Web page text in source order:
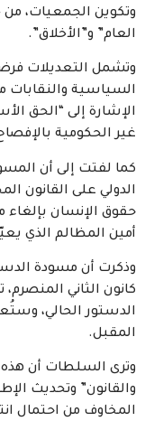
وتكوين الجمعيات،
العام” و”الأخلاق”.
وتشمل التعديلات
السياسية والنقابات
الإشارة إلى “الحق
غير الحكومية
كما لفتت إلى أن
الدولي على
حقوق الإنسان
أمين المظالم الذي
المقبل.
وترى السلطات أن هذه
والقانون” وتحديث
المخاوف من احتمال